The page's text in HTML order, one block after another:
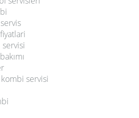
servisi